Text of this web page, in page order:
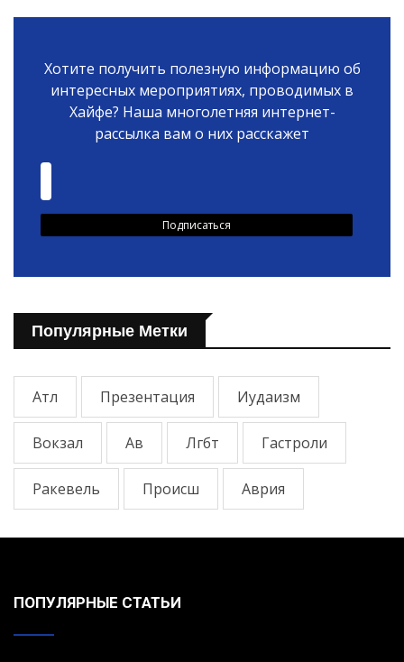
Хотите получить полезную информацию об
интересных мероприятиях, проводимых в
Хайфе? Наша многолетняя интернет-
рассылка вам о них расскажет
Популярные Метки
Атл Презентация Иудаизм
Вокзал Ав Лгбт Гастроли
Ракевель Происш Аврия
ПОПУЛЯРНЫЕ СТАТЬИ